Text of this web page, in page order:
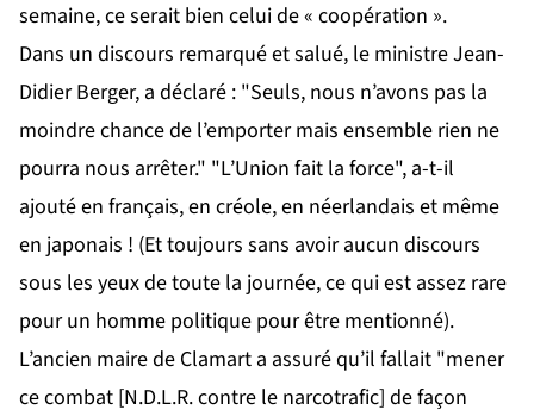
semaine, ce serait bien celui de « coopération ».
Dans un discours remarqué et salué, le ministre Jean-
Didier Berger, a déclaré : "Seuls, nous n’avons pas la
moindre chance de l’emporter mais ensemble rien ne
pourra nous arrêter." "L’Union fait la force", a-t-il
ajouté en français, en créole, en néerlandais et même
en japonais ! (Et toujours sans avoir aucun discours
sous les yeux de toute la journée, ce qui est assez rare
pour un homme politique pour être mentionné).
L’ancien maire de Clamart a assuré qu’il fallait "mener
ce combat [N.D.L.R. contre le narcotrafic] de façon